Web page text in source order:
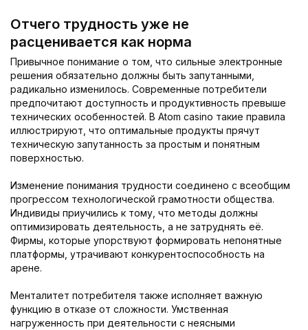
Отчего трудность уже не
расценивается как норма
Привычное понимание о том, что сильные электронные
решения обязательно должны быть запутанными,
радикально изменилось. Современные потребители
предпочитают доступность и продуктивность превыше
технических особенностей. В Atom casino такие правила
иллюстрируют, что оптимальные продукты прячут
техническую запутанность за простым и понятным
поверхностью.
Изменение понимания трудности соединено с всеобщим
прогрессом технологической грамотности общества.
Индивиды приучились к тому, что методы должны
оптимизировать деятельность, а не затруднять её.
Фирмы, которые упорствуют формировать непонятные
платформы, утрачивают конкурентоспособность на
арене.
Менталитет потребителя также исполняет важную
функцию в отказе от сложности. Умственная
нагруженность при деятельности с неясными